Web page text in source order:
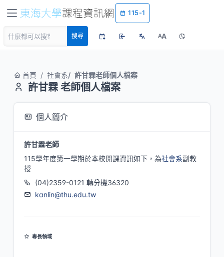
115-1
搜尋 AA
首頁 社會系 許甘霖老師個人檔案
許甘霖 老師個人檔案
個人簡介
許甘霖老師
115學年度第一學期於本校開課資訊如下，為社會系副教
授
(04)2359-0121 轉分機36320
kanlin@thu.edu.tw
專長領域